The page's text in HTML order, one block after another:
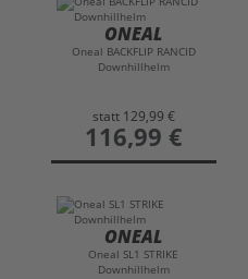
ONEAL
Oneal BACKFLIP RANCID
Downhillhelm
statt 129,99 €
preis
116,99 €
ONEAL
Oneal SL1 STRIKE
Downhillhelm